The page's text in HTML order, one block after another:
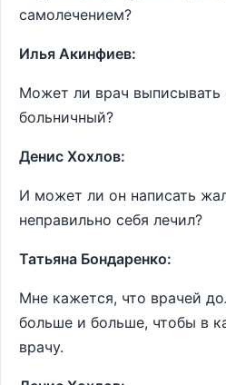
самолечением?
Илья Акинфиев:
Может ли врач выписывать
больничный?
Денис Хохлов:
И может ли он написать
неправильно себя лечил?
Татьяна Бондаренко:
Мне кажется, что врачей
больше и больше, чтобы в
врачу.